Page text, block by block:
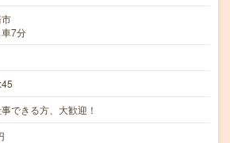
7分
できる方、大歓迎！